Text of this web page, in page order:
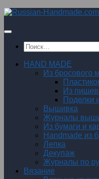
Перейти
содержимому
Найти:
HAND MADE
Из бросового
Из
Поделки
Вышивка
Журналы
Из бумаги и
Handmade из
Лепка
Декупаж
Журналы по
Вязание